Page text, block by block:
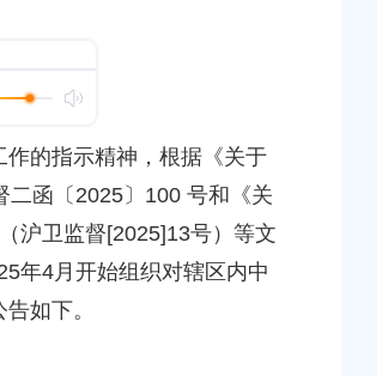
的指示精神，根据《关于
二函〔2025〕100 号和《关
沪卫监督[2025]13号）等文
年4月开始组织对辖区内中
如下。
奉贤交通委员会执法大队开展
发布时间：2025-09-25
区审计局开展审计整改“回头看”
公里
发布时间：2025-09-30
2025年上海市奉贤区消毒卫生